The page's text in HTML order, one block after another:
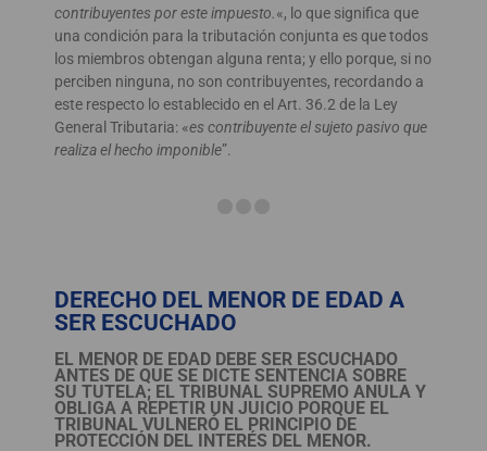
contribuyentes por este impuesto.«, lo que significa que
una condición para la tributación conjunta es que todos
los miembros obtengan alguna renta; y ello porque, si no
perciben ninguna, no son contribuyentes, recordando a
este respecto lo establecido en el Art. 36.2 de la Ley
General Tributaria: «es contribuyente el sujeto pasivo que
realiza el hecho imponible”.
DERECHO DEL MENOR DE EDAD A
SER ESCUCHADO
EL MENOR DE EDAD DEBE SER ESCUCHADO
ANTES DE QUE SE DICTE SENTENCIA SOBRE
SU TUTELA; EL TRIBUNAL SUPREMO ANULA Y
OBLIGA A REPETIR UN JUICIO PORQUE EL
TRIBUNAL VULNERÓ EL PRINCIPIO DE
PROTECCIÓN DEL INTERÉS DEL MENOR.